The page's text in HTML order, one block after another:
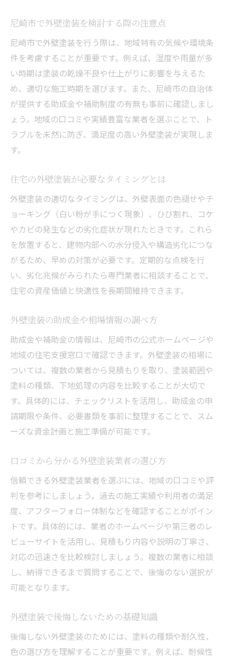
外壁塗装で受けられる補助制度のポイント
助成金を上手に使う外壁塗装予算の立て方
口コミから学ぶ外壁塗装助成金活用事例
費用相場から見る外壁塗装の予算計画術
外壁塗装の費用相場と見積もりポイント
尼崎市での外壁塗装費用を抑えるコツ
外壁塗装の平均料金と予算組みの考え方
助成金を使った外壁塗装の賢い予算術
色選びで失敗しない外壁塗装のコツとは
外壁塗装で避けたい色選びの落とし穴
住宅に合う外壁塗装のカラー選択法
外壁塗装の色選びで後悔しないために
尼崎市の住宅に多い外壁塗装の人気色
口コミから分かる外壁塗装色選び事例
外壁塗装のタイミングと劣化サインを見極める
外壁塗装が必要な劣化サインの見分け方
外壁塗装の寿命と最適なタイミングとは
劣化を放置した際の外壁塗装のリスク
外壁塗装を長持ちさせるメンテナンス法
口コミで語られる外壁塗装の時期選び
外壁塗装の点検ポイントと費用節約術
外壁塗装口コミで多い失敗パターンとは
外壁塗装の失敗を防ぐための確認事項
口コミを参考にした業者選びの注意点
外壁塗装で後悔しないための具体策
外壁塗装の実例から学ぶトラブル対策
信頼できる外壁塗装業者の見極め方
長持ちする外壁塗装で住宅価値を高める秘訣
外壁塗装で住宅価値を維持するポイント
外壁塗装で資産価値を高めるための工夫
住宅メンテナンスと外壁塗装の関係性
口コミで評価される外壁塗装の特徴
尼崎市で外壁塗装を検討する際の注意点
尼崎市で外壁塗装を行う際は、地域特有の気候や環境条
件を考慮することが重要です。例えば、湿度や雨量が多
い時期は塗装の乾燥不良や仕上がりに影響を与えるた
め、適切な施工時期を選びます。また、尼崎市の自治体
が提供する助成金や補助制度の有無も事前に確認しまし
ょう。地域の口コミや実績豊富な業者を選ぶことで、ト
ラブルを未然に防ぎ、満足度の高い外壁塗装が実現しま
す。
住宅の外壁塗装が必要なタイミングとは
外壁塗装の適切なタイミングは、外壁表面の色褪せやチ
ョーキング（白い粉が手につく現象）、ひび割れ、コケ
やカビの発生などの劣化症状が現れたときです。これら
を放置すると、建物内部への水分侵入や構造劣化につな
がるため、早めの対策が必要です。定期的な点検を行
い、劣化兆候がみられたら専門業者に相談することで、
住宅の資産価値と快適性を長期間維持できます。
外壁塗装の助成金や相場情報の調べ方
助成金や補助金の情報は、尼崎市の公式ホームページや
地域の住宅支援窓口で確認できます。外壁塗装の相場に
ついては、複数の業者から見積もりを取り、塗装範囲や
塗料の種類、下地処理の内容を比較することが大切で
す。具体的には、チェックリストを活用し、助成金の申
請期限や条件、必要書類を事前に整理することで、スム
ーズな資金計画と施工準備が可能です。
口コミから分かる外壁塗装業者の選び方
信頼できる外壁塗装業者を選ぶには、地域の口コミや評
判を参考にしましょう。過去の施工実績や利用者の満足
度、アフターフォロー体制などを確認することがポイン
トです。具体的には、業者のホームページや第三者のレ
ビューサイトを活用し、見積もり内容や説明の丁寧さ、
対応の迅速さを比較検討しましょう。複数の業者に相談
し、納得できるまで質問することで、後悔のない選択が
可能となります。
外壁塗装で後悔しないための基礎知識
後悔しない外壁塗装のためには、塗料の種類や耐久性、
色の選び方を理解することが重要です。例えば、耐候性